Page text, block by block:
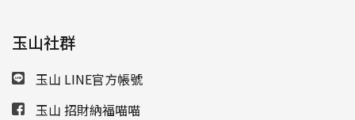
玉山社群
玉山 LINE官方帳號
玉山 招財納福喵喵